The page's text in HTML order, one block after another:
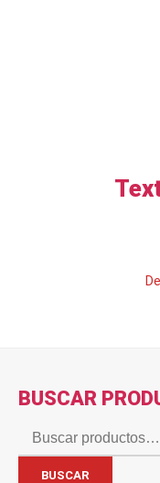
BUSCAR
Buscar
por:
BUSCAR